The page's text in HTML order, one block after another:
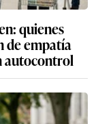
quienes
de empatía
autocontrol